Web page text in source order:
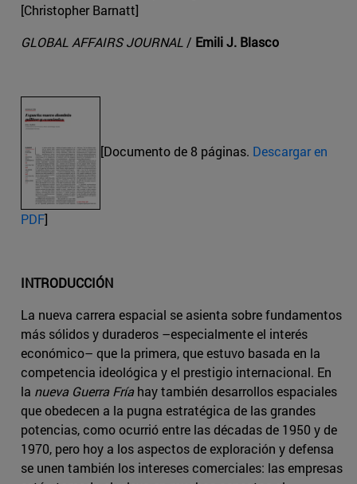
[Christopher Barnatt]
GLOBAL AFFAIRS JOURNAL / Emili J. Blasco
[Documento de 8 páginas. Descargar en
PDF]
INTRODUCCIÓN
La nueva carrera espacial se asienta sobre fundamentos
más sólidos y duraderos –especialmente el interés
económico– que la primera, que estuvo basada en la
competencia ideológica y el prestigio internacional. En
la nueva Guerra Fríahay también desarrollos espaciales
que obedecen a la pugna estratégica de las grandes
potencias, como ocurrió entre las décadas de 1950 y de
1970, pero hoy a los aspectos de exploración y defensa
se unen también los intereses comerciales: las empresas